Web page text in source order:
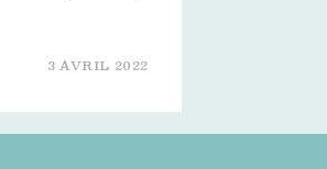
3 AVRIL 2022